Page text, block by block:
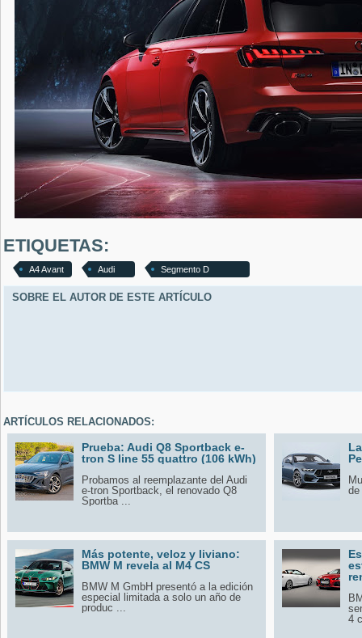
ETIQUETAS:
A4 Avant Audi Segmento D
SOBRE EL AUTOR DE ESTE ARTÍCULO
ARTÍCULOS RELACIONADOS:
Prueba: Audi Q8 Sportback e-
tron S line 55 quattro (106 kWh)
Probamos al reemplazante del Audi
e-tron Sportback, el renovado Q8
Sportba ...
Más potente, veloz y liviano:
BMW M revela al M4 CS
BMW M GmbH presentó a la edición
especial limitada a solo un año de
produc ...
4